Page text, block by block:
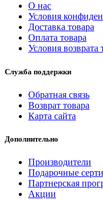
О нас
Условия
Доставка товара
Оплата товара
Условия возврата
Служба поддержки
Обратная связь
Возврат товара
Карта сайта
Дополнительно
Производители
Подарочные
Партнерская
Акции